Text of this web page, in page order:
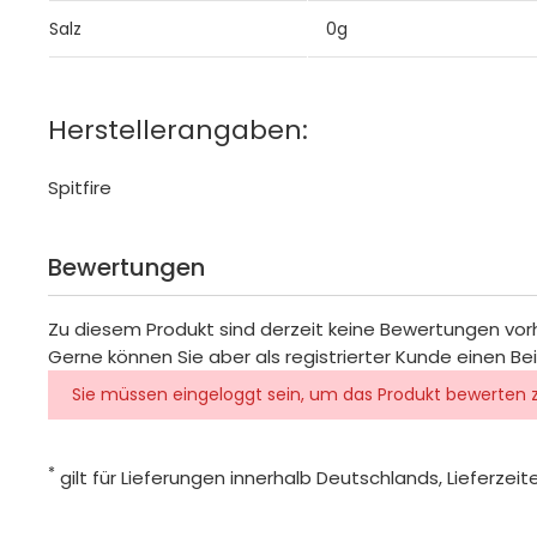
Salz 0g
Herstellerangaben:
Spitfire
Bewertungen
Zu diesem Produkt sind derzeit keine Bewertungen
Gerne können Sie aber als registrierter Kunde einen
Sie müssen eingeloggt sein, um das Produkt bewerten
* gilt für Lieferungen innerhalb Deutschlands,